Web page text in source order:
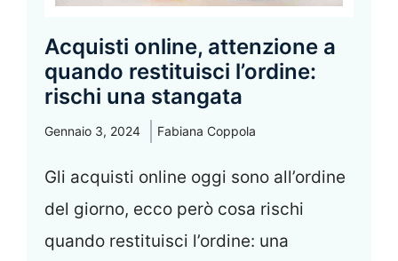
Acquisti online, attenzione a
quando restituisci l’ordine:
rischi una stangata
Gennaio 3, 2024 Fabiana Coppola
Gli acquisti online oggi sono all’ordine
del giorno, ecco però cosa rischi
quando restituisci l’ordine: una